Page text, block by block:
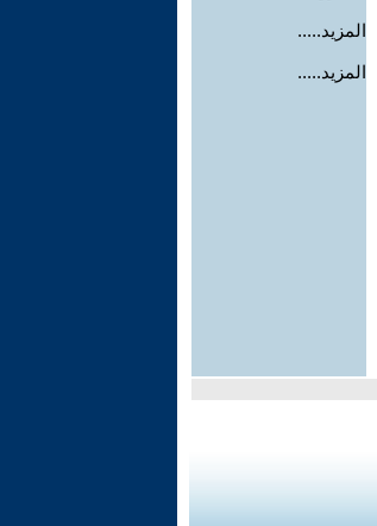
المزيد.....
المزيد.....